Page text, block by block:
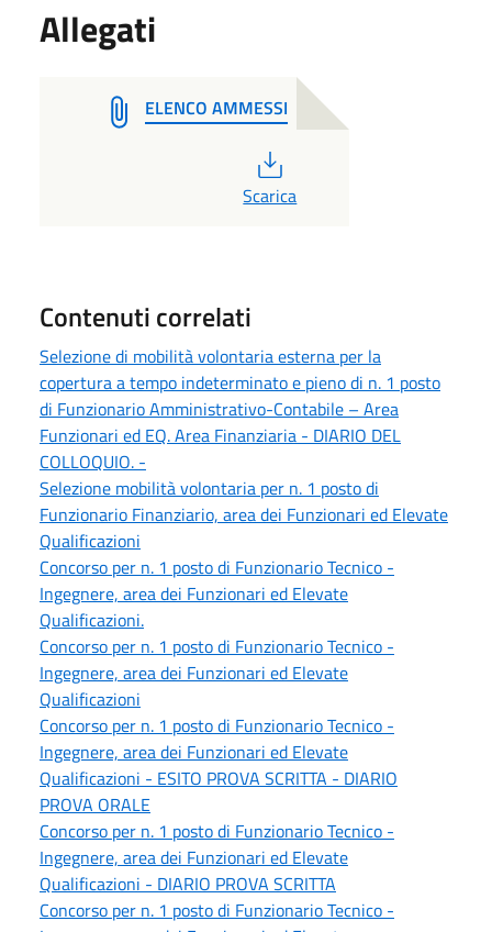
Allegati
ELENCO AMMESSI
Scarica
Contenuti correlati
Selezione di mobilità volontaria esterna per la
copertura a tempo indeterminato e pieno di n. 1 posto
di Funzionario Amministrativo-Contabile – Area
Funzionari ed EQ. Area Finanziaria - DIARIO DEL
COLLOQUIO. -
Selezione mobilità volontaria per n. 1 posto di
Funzionario Finanziario, area dei Funzionari ed Elevate
Qualificazioni
Concorso per n. 1 posto di Funzionario Tecnico -
Ingegnere, area dei Funzionari ed Elevate
Qualificazioni.
Concorso per n. 1 posto di Funzionario Tecnico -
Ingegnere, area dei Funzionari ed Elevate
Qualificazioni
Concorso per n. 1 posto di Funzionario Tecnico -
Ingegnere, area dei Funzionari ed Elevate
Qualificazioni - ESITO PROVA SCRITTA - DIARIO
PROVA ORALE
Concorso per n. 1 posto di Funzionario Tecnico -
Ingegnere, area dei Funzionari ed Elevate
Qualificazioni - DIARIO PROVA SCRITTA
Concorso per n. 1 posto di Funzionario Tecnico -